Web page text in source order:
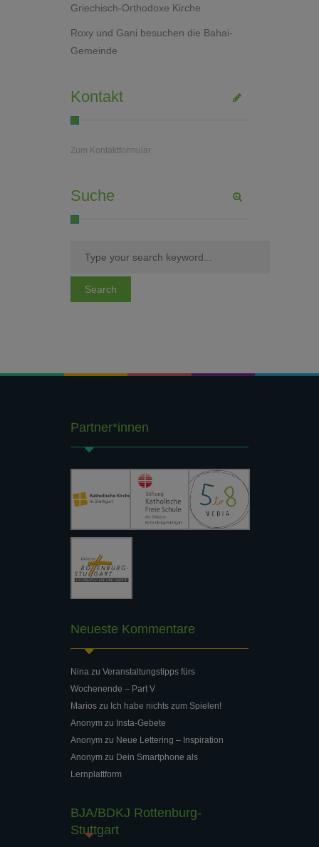
Griechisch-Orthodoxe Kirche
Roxy und Gani besuchen die Bahai-
Gemeinde
Kontakt
Zum Kontaktformular
Suche
Partner*innen
Neueste Kommentare
Nina zu Veranstaltungstipps fürs
Wochenende – Part V
Marios zu Ich habe nichts zum Spielen!
Anonym zu Insta-Gebete
Anonym zu Neue Lettering – Inspiration
Anonym zu Dein Smartphone als
Lernplattform
BJA/BDKJ Rottenburg-
Stuttgart